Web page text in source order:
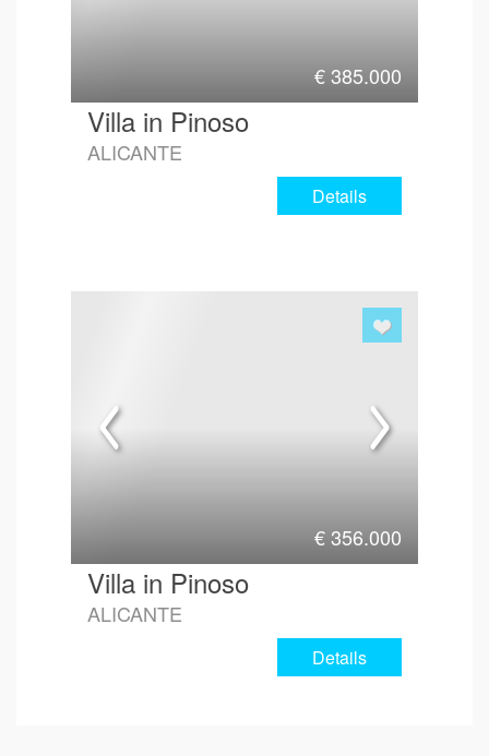
€385.000
Villa in Pinoso
ALICANTE
Details
€356.000
Villa in Pinoso
ALICANTE
Details